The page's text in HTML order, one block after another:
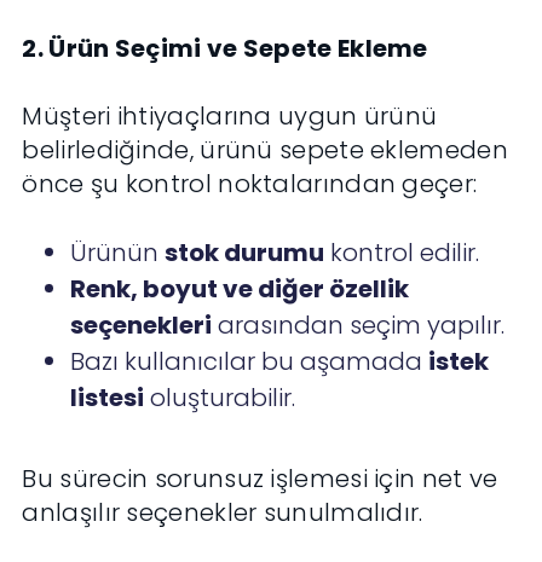
2. Ürün Seçimi ve Sepete Ekleme
Müşteri ihtiyaçlarına uygun ürünü
belirlediğinde, ürünü sepete eklemeden
önce şu kontrol noktalarından geçer:
Ürününstok durumu kontrol edilir.
Renk, boyut ve diğer özellik
seçenekleri arasından seçim yapılır.
Bazı kullanıcılar bu aşamada istek
listesi oluşturabilir.
Bu sürecin sorunsuz işlemesi için net ve
anlaşılır seçenekler sunulmalıdır.